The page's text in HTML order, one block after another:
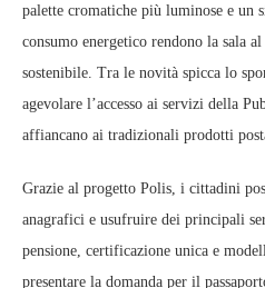
palette cromatiche più luminose e un
consumo energetico rendono la sala
sostenibile. Tra le novità spicca lo
agevolare l’accesso ai servizi della
affiancano ai tradizionali prodotti
Grazie al progetto Polis, i cittadini
anagrafici e usufruire dei principali
pensione, certificazione unica e
presentare la domanda per il